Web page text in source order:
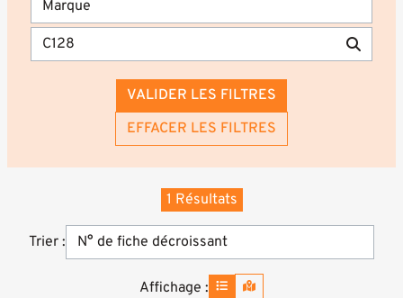
VALIDER LES FILTRES
EFFACER LES FILTRES
Trier :
1 Résultats
Affichage :